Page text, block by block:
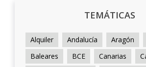
TEMÁTICAS
Alquiler Andalucía Aragón
Baleares
BCE Canarias